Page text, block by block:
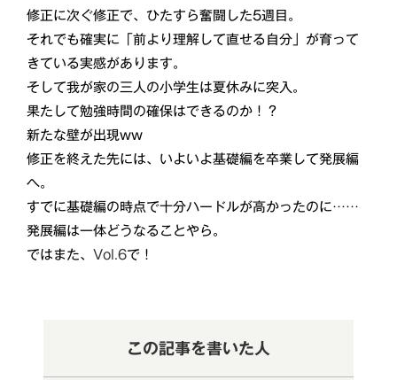
修正に次ぐ修正で、ひたすら奮闘した5週目。
それでも確実に「前より理解して直せる自分」が育って
きている実感があります。
そして我が家の三人の小学生は夏休みに突入。
果たして勉強時間の確保はできるのか！？
新たな壁が出現ww
修正を終えた先には、いよいよ基礎編を卒業して発展編
へ。
すでに基礎編の時点で十分ハードルが高かったのに……
発展編は一体どうなることやら。
ではまた、 Vol.6で！
この記事を書いた人